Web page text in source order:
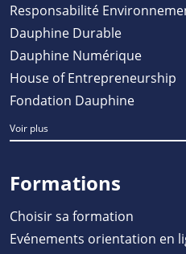
Responsabilité
Dauphine Durable
Dauphine Numérique
House of Entrepreneurship
Fondation Dauphine
Voir plus
Formations
Choisir sa formation
Evénements orientation en